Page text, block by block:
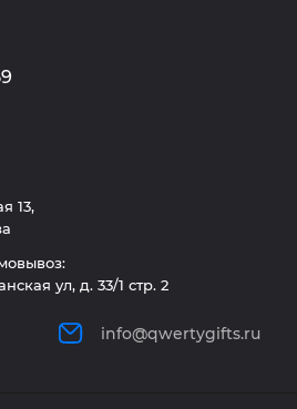
13,
ул, д. 33/1 стр. 2
info@qwertygifts.ru